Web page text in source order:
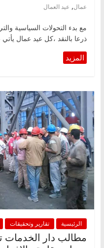
عمال, عيد العمال
مع بدء التحولات السياسية
ذرعا بالنقد ،كل عيد عمال
الرئيسية تقارير وتحقيقات
مطالب دار الخدمات